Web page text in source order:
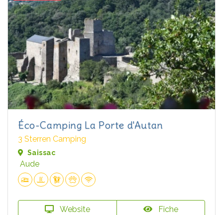
Éco-Camping La Porte d'Autan
3 Sterren Camping
Saissac
Aude
Website Fiche